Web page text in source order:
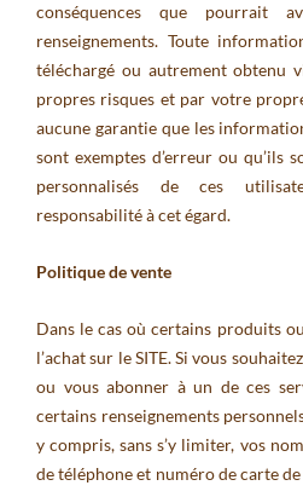
conséquences que pourrait
renseignements. Toute
téléchargé ou autrement obtenu
propres risques et par votre
aucune garantie que les
sont exemptes d’erreur ou qu’ils
personnalisés de ces
responsabilité à cet égard.
Politique de vente
Dans le cas où certains produits
l’achat sur le SITE. Si vous
ou vous abonner à un de ces
certains renseignements
y compris, sans s’y limiter, vos
de téléphone et numéro de carte